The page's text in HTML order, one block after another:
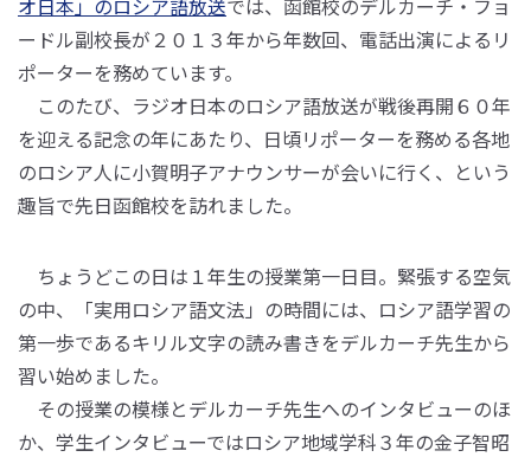
オ日本」のロシア語放送では、函館校のデルカーチ・フョ
ードル副校長が２０１３年から年数回、電話出演によるリ
ポーターを務めています。
このたび、ラジオ日本のロシア語放送が戦後再開６０年
を迎える記念の年にあたり、日頃リポーターを務める各地
のロシア人に小賀明子アナウンサーが会いに行く、という
趣旨で先日函館校を訪れました。
ちょうどこの日は１年生の授業第一日目。緊張する空気
の中、「実用ロシア語文法」の時間には、ロシア語学習の
第一歩であるキリル文字の読み書きをデルカーチ先生から
習い始めました。
その授業の模様とデルカーチ先生へのインタビューのほ
か、学生インタビューではロシア地域学科３年の金子智昭